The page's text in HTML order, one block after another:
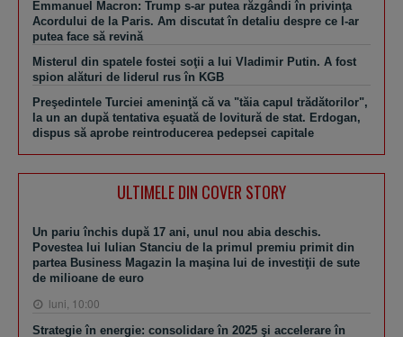
Emmanuel Macron: Trump s-ar putea răzgândi în privinţa
Acordului de la Paris. Am discutat în detaliu despre ce l-ar
putea face să revină
Misterul din spatele fostei soţii a lui Vladimir Putin. A fost
spion alături de liderul rus în KGB
Preşedintele Turciei ameninţă că va "tăia capul trădătorilor",
la un an după tentativa eşuată de lovitură de stat. Erdogan,
dispus să aprobe reintroducerea pedepsei capitale
ULTIMELE DIN COVER STORY
Un pariu închis după 17 ani, unul nou abia deschis.
Povestea lui Iulian Stanciu de la primul premiu primit din
partea Business Magazin la maşina lui de investiţii de sute
de milioane de euro
luni, 10:00
Strategie în energie: consolidare în 2025 şi accelerare în